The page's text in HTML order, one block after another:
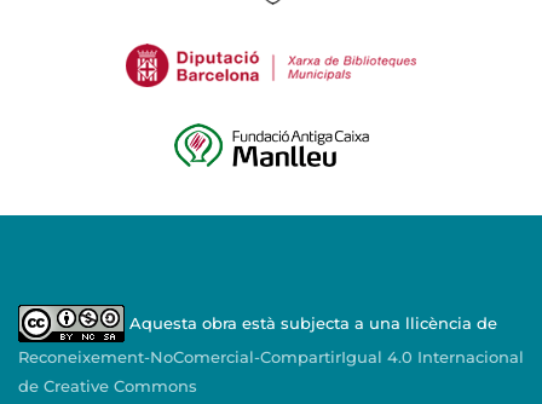
Aquesta obra està subjecta a una llicència de
Reconeixement-NoComercial-CompartirIgual 4.0 Internacional
de Creative Commons